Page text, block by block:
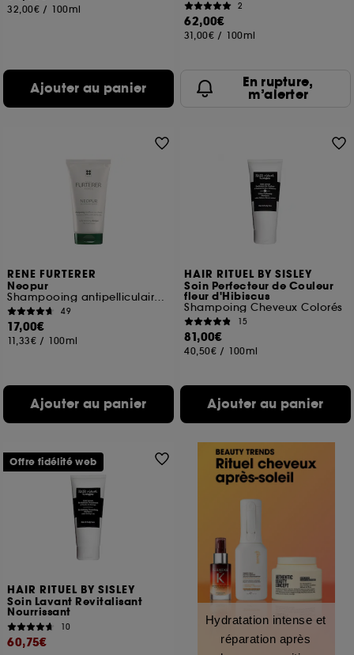
32,00€ / 100ml
Ajouter au panier
2
62,00€
31,00€ / 100ml
En rupture,
m’alerter
RENE FURTERER
Neopur
Shampooing antipelliculaire équilibrant cuir chevelu sec
49
17,00€
11,33€ / 100ml
Ajouter au panier
HAIR RITUEL BY SISLEY
Soin Perfecteur de Couleur
fleur d'Hibiscus
Shampoing Cheveux Colorés
15
81,00€
40,50€ / 100ml
Ajouter au panier
HAIR RITUEL BY SISLEY
Soin Lavant Revitalisant
Nourrissant
10
60,75€
Offre fidélité web
Hydratation intense et
réparation après